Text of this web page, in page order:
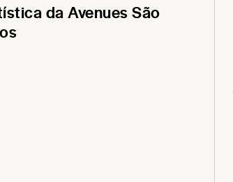
da Avenues São